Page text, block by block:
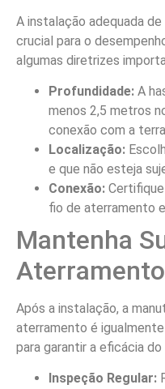
A instalação adequada
crucial para o
algumas diretrizes
Profundidade: A
menos 2,5 metros
conexão com a
Localização:
e que não esteja
Conexão:
fio de aterramento
Mantenha
Aterramento
Após a instalação, a
aterramento é
para garantir a eficácia
Inspeção Regular: